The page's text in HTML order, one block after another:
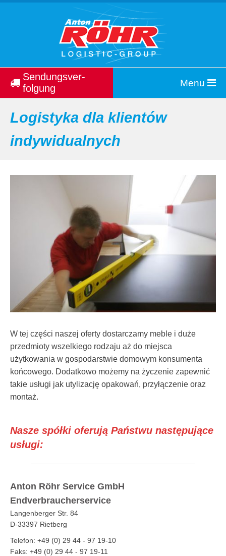
Sendungs­ver­
folgung
Menu
Logistyka dla klientów
indywidualnych
W tej części naszej oferty dostarczamy meble i duże
przedmioty wszelkiego rodzaju aż do miejsca
użytkowania w gospodarstwie domowym konsumenta
końcowego. Dodatkowo możemy na życzenie zapewnić
takie usługi jak utylizację opakowań, przyłączenie oraz
montaż.
Nasze spółki oferują Państwu następujące
usługi:
Anton Röhr Service GmbH
Endverbraucherservice
Langenberger Str. 84
D-33397 Rietberg
Telefon: +49 (0) 29 44 - 97 19-10
Faks: +49 (0) 29 44 - 97 19-11